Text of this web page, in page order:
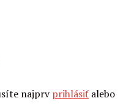
najprvprihlásiť alebo